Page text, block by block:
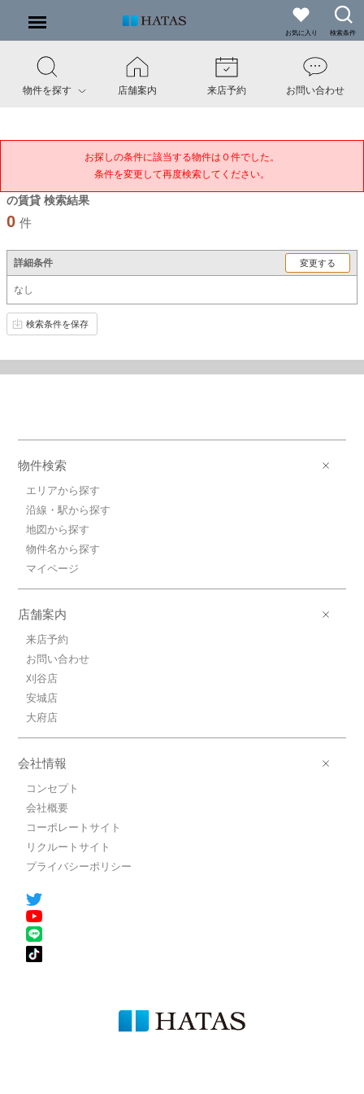
お気に入り 検索条件
物件を探す 店舗案内 来店予約 お問い合わせ
お探しの条件に該当する物件は０件でした。
条件を変更して再度検索してください。
の賃貸 検索結果
0 件
詳細条件 変更する
なし
検索条件を保存
物件検索
エリアから探す
沿線・駅から探す
地図から探す
物件名から探す
マイページ
店舗案内
来店予約
お問い合わせ
刈谷店
安城店
大府店
会社情報
コンセプト
会社概要
コーポレートサイト
リクルートサイト
プライバシーポリシー